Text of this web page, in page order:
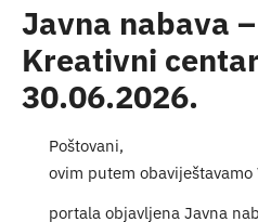
Sa sjednica vijeća
Za građane
Mjesta
Javna nabava
Kreativni
30.06.2026.
Poštovani,
ovim putem obaviještavamo
portala objavljena Javna